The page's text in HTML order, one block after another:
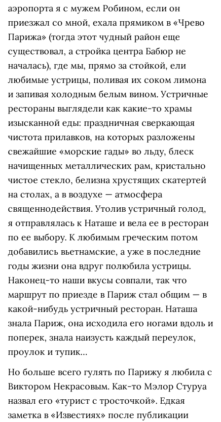
аэропорта я с мужем Робином, если он
приезжал со мной, ехала прямиком в «Чрево
Парижа» (тогда этот чудный район еще
существовал, а стройка центра Бабюр не
началась), где мы, прямо за стойкой, ели
любимые устрицы, поливая их соком лимона
и запивая холодным белым вином. Устричные
рестораны выглядели как какие-то храмы
изысканной еды: праздничная сверкающая
чистота прилавков, на которых разложены
свежайшие «морские гады» во льду, блеск
начищенных металлических рам, кристально
чистое стекло, белизна хрустящих скатертей
на столах, а в воздухе — атмосфера
священнодействия. Утолив устричный голод,
я отправлялась к Наташе и вела ее в ресторан
по ее выбору. К любимым греческим потом
добавились вьетнамские, а уже в последние
годы жизни она вдруг полюбила устрицы.
Наконец-то наши вкусы совпали, так что
маршрут по приезде в Париж стал общим — в
какой-нибудь устричный ресторан. Наташа
знала Париж, она исходила его ногами вдоль и
поперек, знала наизусть каждый переулок,
проулок и тупик…
Но больше всего гулять по Парижу я любила с
Виктором Некрасовым. Как-то Мэлор Стуруа
назвал его «турист с тросточкой». Едкая
заметка в «Известиях» после публикации